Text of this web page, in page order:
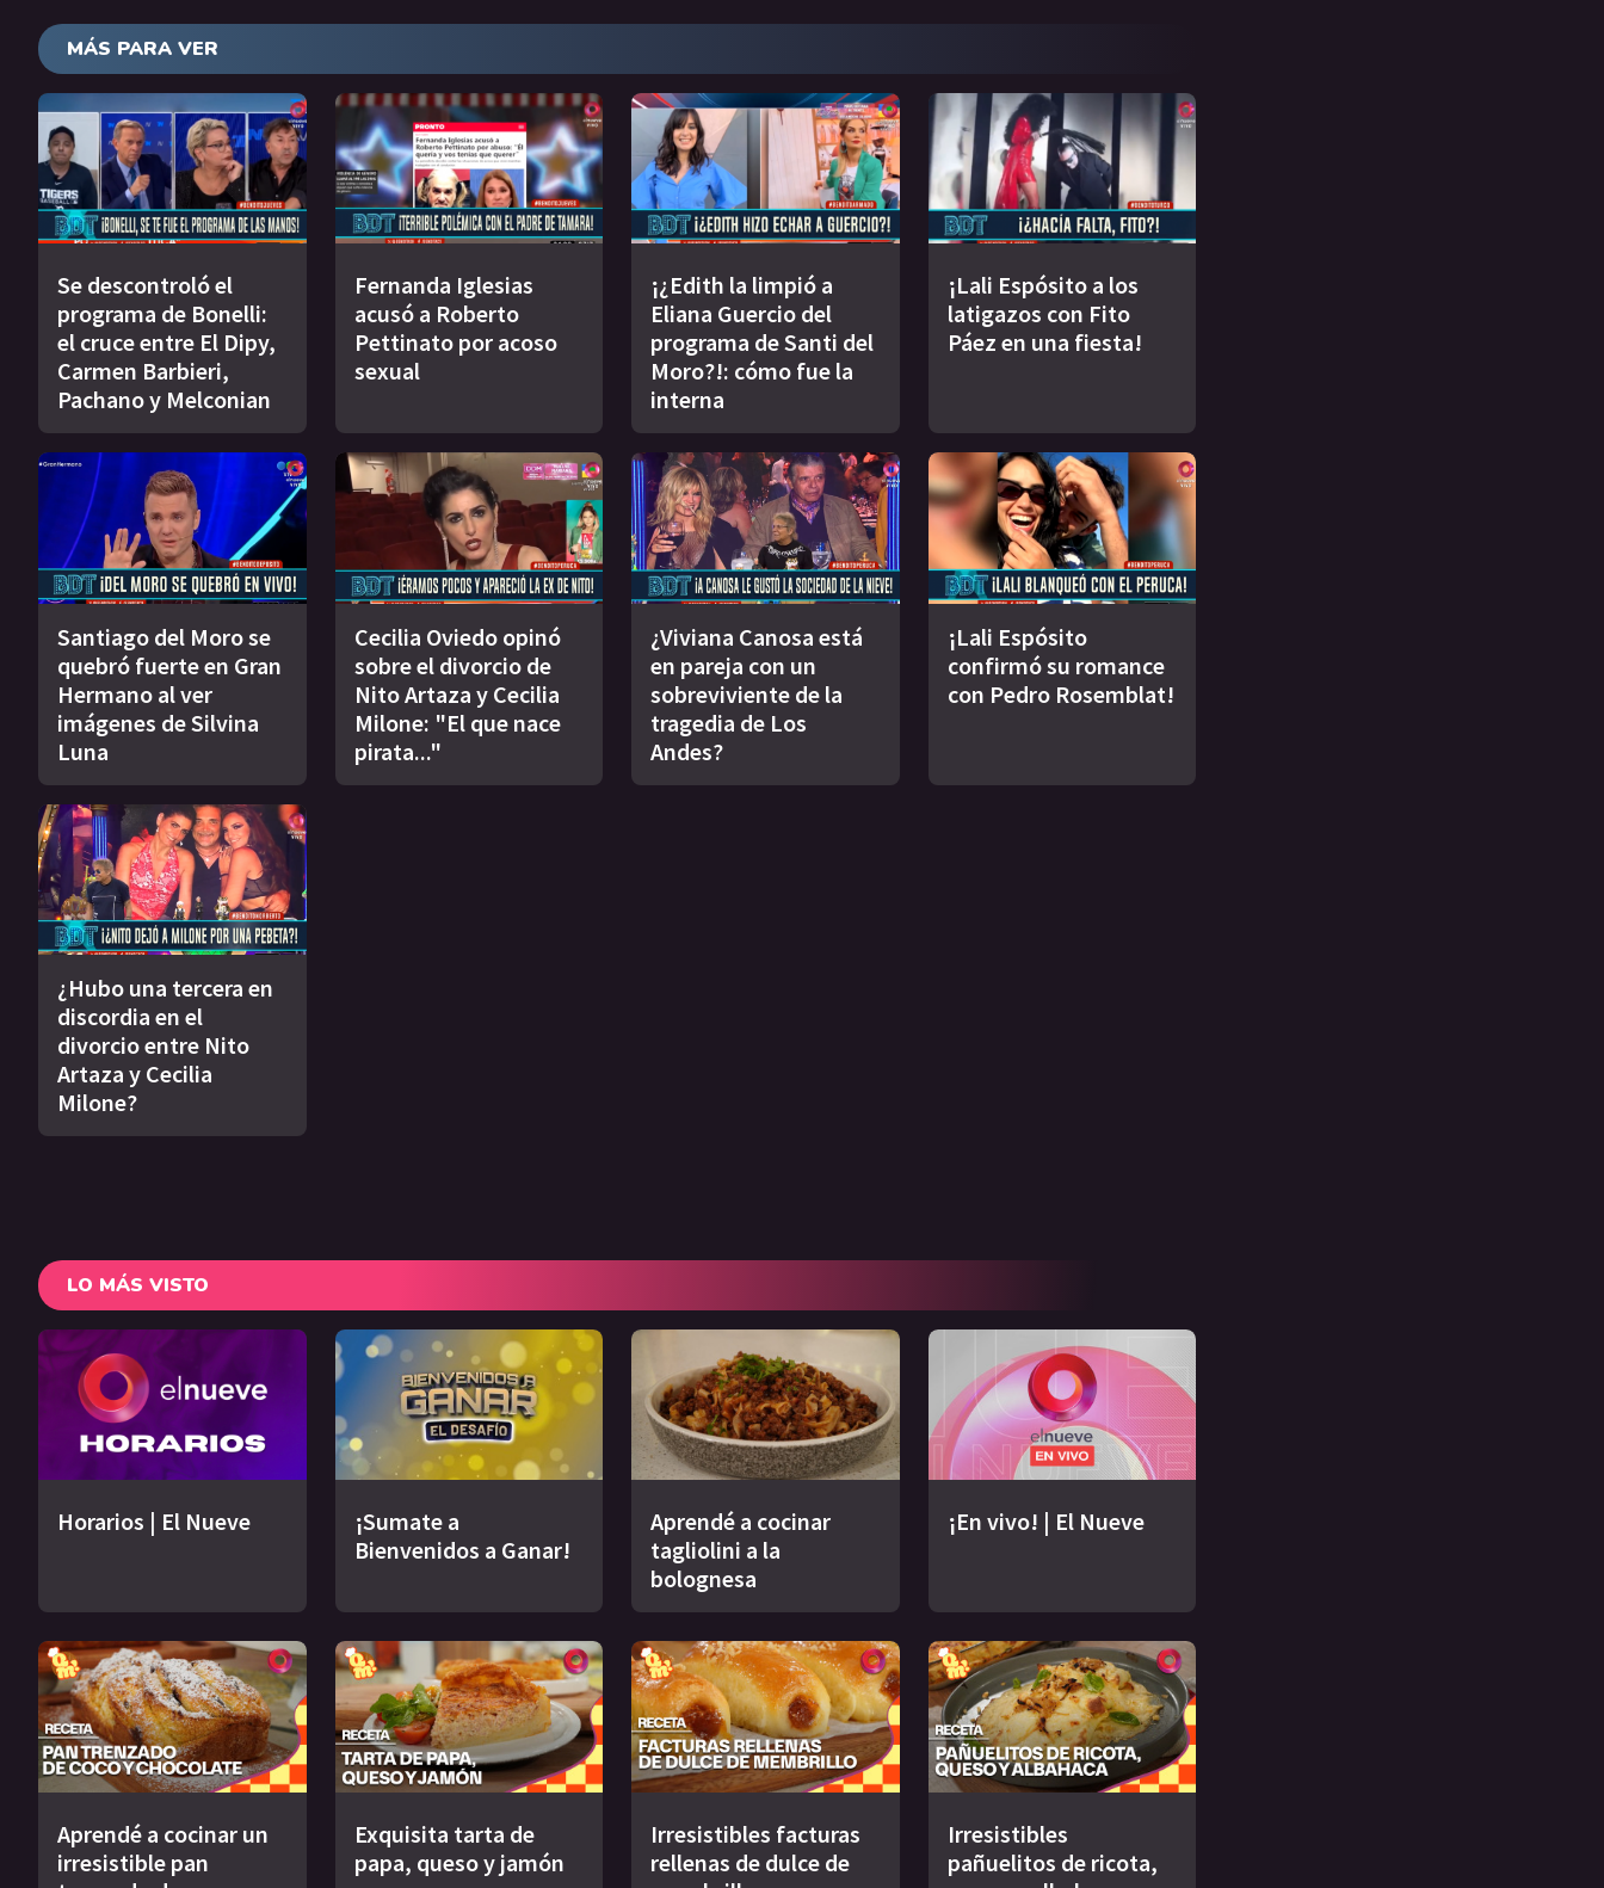
MÁS PARA VER
Se descontroló el
programa de Bonelli:
el cruce entre El Dipy,
Carmen Barbieri,
Pachano y Melconian
Fernanda Iglesias
acusó a Roberto
Pettinato por acoso
sexual
¡¿Edith la limpió a
Eliana Guercio del
programa de Santi del
Moro?!: cómo fue la
interna
¡Lali Espósito a los
latigazos con Fito
Páez en una fiesta!
Santiago del Moro se
quebró fuerte en Gran
Hermano al ver
imágenes de Silvina
Luna
Cecilia Oviedo opinó
sobre el divorcio de
Nito Artaza y Cecilia
Milone: "El que nace
pirata..."
¿Viviana Canosa está
en pareja con un
sobreviviente de la
tragedia de Los
Andes?
¡Lali Espósito
confirmó su romance
con Pedro Rosemblat!
¿Hubo una tercera en
discordia en el
divorcio entre Nito
Artaza y Cecilia
Milone?
LO MÁS VISTO
Horarios | El Nueve
¡Sumate a
Bienvenidos a Ganar!
Aprendé a cocinar
tagliolini a la
bolognesa
¡En vivo! | El Nueve
Aprendé a cocinar un
irresistible pan
Exquisita tarta de
papa, queso y jamón
Irresistibles facturas
rellenas de dulce de
Irresistibles
pañuelitos de ricota,